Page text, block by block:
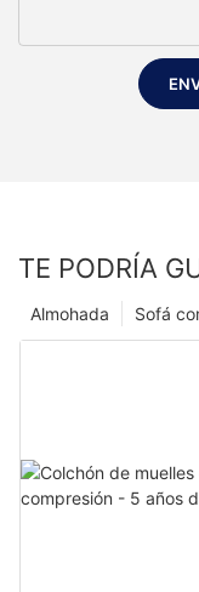
TE PODRÍA
Sofá
Almohada